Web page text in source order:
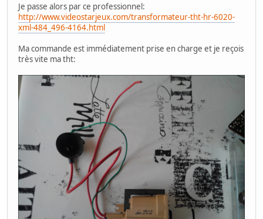
Je passe alors par ce professionnel:
http://www.videostarjeux.com/transformateur-tht-hr-6020-
xml-484_496-4164.html
Ma commande est immédiatement prise en charge et je reçois
très vite ma tht: